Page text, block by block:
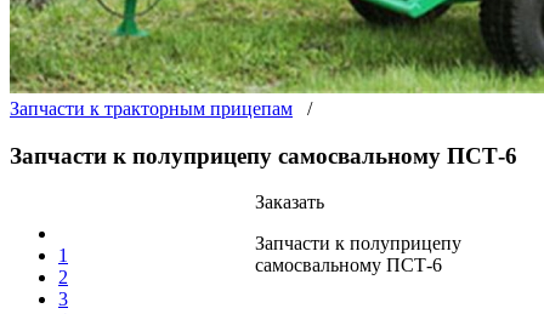
Запчасти к тракторным прицепам /
Запчасти к полуприцепу самосвальному ПСТ-6
1
2
3
Заказать
Запчасти к полуприцепу
самосвальному ПСТ-6